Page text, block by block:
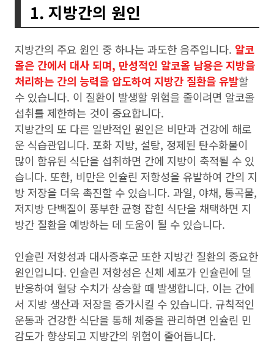
1. 지방간의 원인
지방간의 주요 원인 중 하나는 과도한 음주입니다. 알코
올은 간에서 대사 되며, 만성적인 알코올 남용은 지방을
처리하는 간의 능력을 압도하여 지방간 질환을 유발할
수 있습니다. 이 질환이 발생할 위험을 줄이려면 알코올
섭취를 제한하는 것이 중요합니다.
지방간의 또 다른 일반적인 원인은 비만과 건강에 해로
운 식습관입니다. 포화 지방, 설탕, 정제된 탄수화물이
많이 함유된 식단을 섭취하면 간에 지방이 축적될 수 있
습니다. 또한, 비만은 인슐린 저항성을 유발하여 간의 지
방 저장을 더욱 촉진할 수 있습니다. 과일, 야채, 통곡물,
저지방 단백질이 풍부한 균형 잡힌 식단을 채택하면 지
방간 질환을 예방하는 데 도움이 될 수 있습니다.
인슐린 저항성과 대사증후군 또한 지방간 질환의 중요한
원인입니다. 인슐린 저항성은 신체 세포가 인슐린에 덜
반응하여 혈당 수치가 상승할 때 발생합니다. 이는 간에
서 지방 생산과 저장을 증가시킬 수 있습니다. 규칙적인
운동과 건강한 식단을 통해 체중을 관리하면 인슐린 민
감도가 향상되고 지방간의 위험이 줄어듭니다.